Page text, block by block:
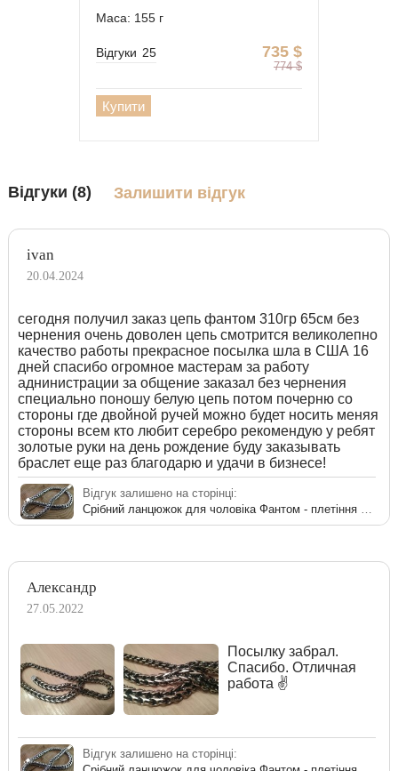
Маса: 155 г
735 $
774 $
Відгуки 25
Купити
Відгуки (8) Залишити відгук
ivan
20.04.2024
сегодня получил заказ цепь фантом 310гр 65см без
чернения очень доволен цепь смотрится великолепно
качество работы прекрасное посылка шла в США 16
дней спасибо огромное мастерам за работу
аднинистрации за общение заказал без чернения
специально поношу белую цепь потом почерню со
стороны где двойной ручей можно будет носить меняя
стороны всем кто любит серебро рекомендую у ребят
золотые руки на день рождение буду заказывать
браслет еще раз благодарю и удачи в бизнесе!
Відгук залишено на сторінці:
Александр
27.05.2022
Посылку забрал.
Спасибо. Отличная
работа ✌
Відгук залишено на сторінці: